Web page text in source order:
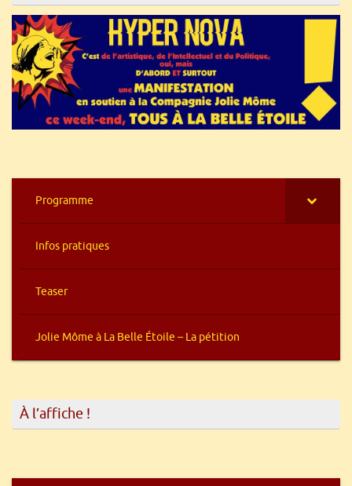
Programme
Infos pratiques
Teaser
Jolie Môme à La Belle Étoile – La pétition
À l’affiche !